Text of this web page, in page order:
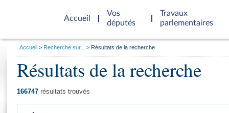
Accueil
d'accueil
Vos
députés
Travaux
parlementaires
Général
Vous
Accueil Recherche sur... Résultats de la recherche
Résultats de la recherche
166747 résultats trouvés